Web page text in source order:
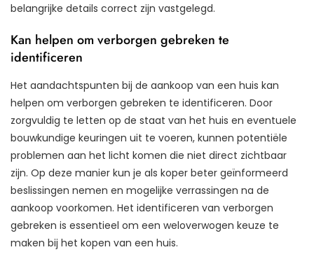
belangrijke details correct zijn vastgelegd.
Kan helpen om verborgen gebreken te
identificeren
Het aandachtspunten bij de aankoop van een huis kan
helpen om verborgen gebreken te identificeren. Door
zorgvuldig te letten op de staat van het huis en eventuele
bouwkundige keuringen uit te voeren, kunnen potentiële
problemen aan het licht komen die niet direct zichtbaar
zijn. Op deze manier kun je als koper beter geïnformeerd
beslissingen nemen en mogelijke verrassingen na de
aankoop voorkomen. Het identificeren van verborgen
gebreken is essentieel om een weloverwogen keuze te
maken bij het kopen van een huis.